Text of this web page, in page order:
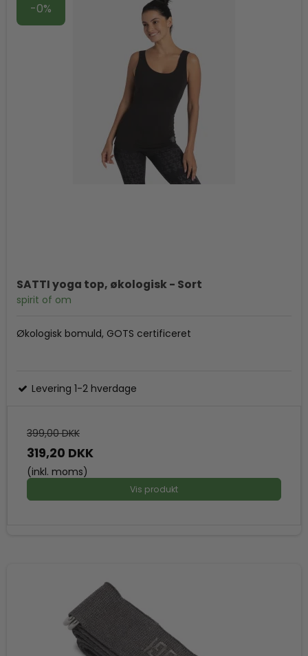
-0%
SATTI yoga top, økologisk - Sort
spirit of om
Økologisk bomuld, GOTS certificeret
Levering 1-2 hverdage
399,00 DKK
319,20 DKK
(inkl. moms)
Vis produkt